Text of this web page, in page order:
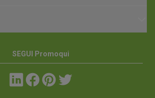
SEGUI Promoqui